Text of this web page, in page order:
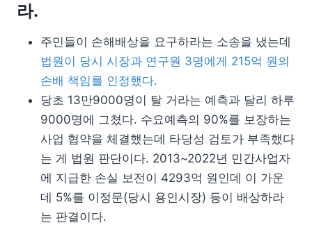
라.
주민들이 손해배상을 요구하라는 소송을 냈는데
법원이 당시 시장과 연구원 3명에게 215억 원의
손배 책임를 인정했다.
당초 13만9000명이 탈 거라는 예측과 달리 하루
9000명에 그쳤다. 수요예측의 90%를 보장하는
사업 협약을 체결했는데 타당성 검토가 부족했다
는 게 법원 판단이다. 2013~2022년 민간사업자
에 지급한 손실 보전이 4293억 원인데 이 가운
데 5%를 이정문(당시 용인시장) 등이 배상하라
는 판결이다.